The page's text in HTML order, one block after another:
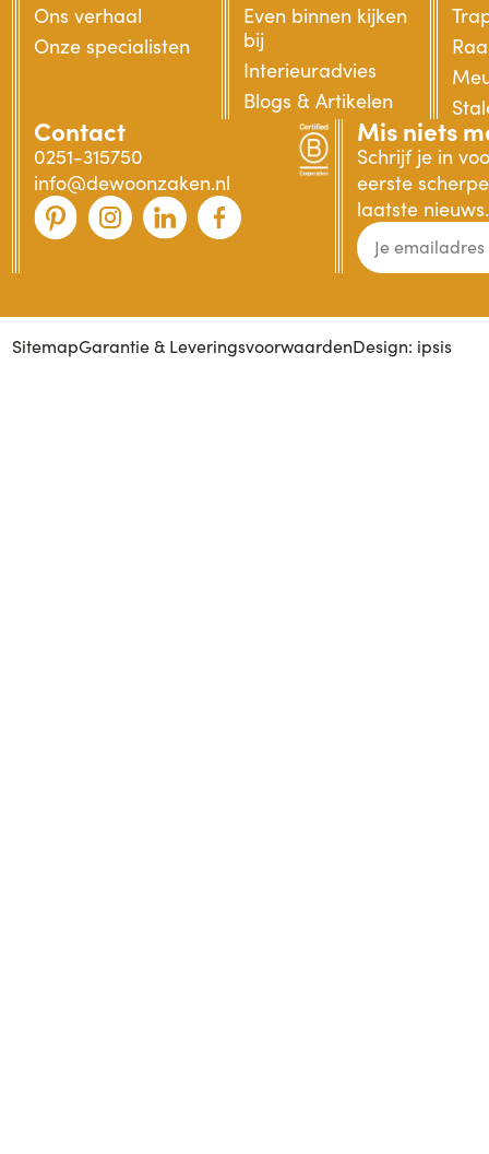
Ons verhaal
Onze specialisten
Even binnen kijken
bij
Interieuradvies
Blogs & Artikelen
Contact
0251-315750
info@dewoonzaken.nl
Mis niets
Schrijf je in
eerste
laatste nieuws.
SitemapGarantie & LeveringsvoorwaardenDesign: ipsis